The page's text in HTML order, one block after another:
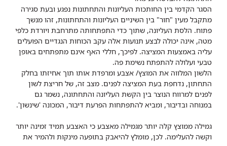
הסגר הקדמי בין החותכות העליונות והתחתונות נפגע ובעת סגירה
מתקבל מעין "חור" בין השיניים העליונות והתחתונות, זהו מנשך
פתוח. הלסת העליונה, שתוך כדי התפתחותה מתרחבת ויורדת כלפי
מטה, אינה יכולה לבצע תנועות אלה עקב הכוחות הנגדיים הפועלים
עליה באמצעות המציצה. לפיכך, חללי האף אינם מתפתחים באופן
טבעי ועלולה להתפתח נשימת פה.
הלשון המלווה את המוצץ/ אצבע ומרפדת אותו תוך אחיזתו בחלק
התחתון, נדחפת בעת המציצה לפנים. מצב זה, של חריצת לשון
לפנים למרווח הנוצר בין הקשת העליונה והתחתונה, נשמר גם
במנוחה ובדיבור, ומביא להתפתחות הפרעת דיבור, המכונה 'שינשון'.
גמילה ממוצץ קלה יותר מגמילה מאצבע כי האצבע תמיד זמינה יותר
וקשה להעלימה. לכן, מומלץ להיאבק בתופעה מינקות ולהמיר את